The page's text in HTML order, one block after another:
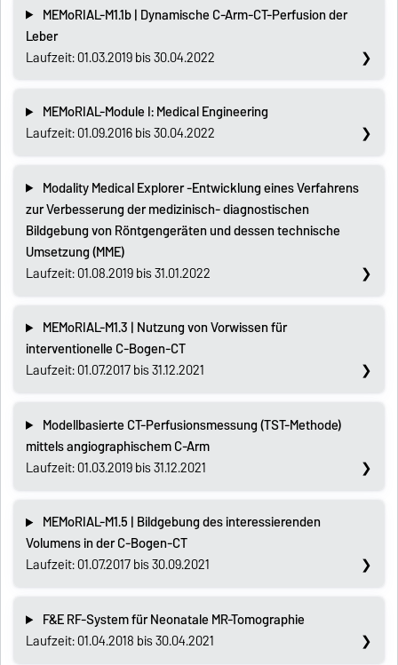
MEMoRIAL-M1.1b | Dynamische C-Arm-CT-Perfusion der
Leber
Laufzeit: 01.03.2019 bis 30.04.2022
MEMoRIAL-Module I: Medical Engineering
Laufzeit: 01.09.2016 bis 30.04.2022
Modality Medical Explorer -Entwicklung eines Verfahrens
zur Verbesserung der medizinisch- diagnostischen
Bildgebung von Röntgengeräten und dessen technische
Umsetzung (MME)
Laufzeit: 01.08.2019 bis 31.01.2022
MEMoRIAL-M1.3 | Nutzung von Vorwissen für
interventionelle C-Bogen-CT
Laufzeit: 01.07.2017 bis 31.12.2021
Modellbasierte CT-Perfusionsmessung (TST-Methode)
mittels angiographischem C-Arm
Laufzeit: 01.03.2019 bis 31.12.2021
MEMoRIAL-M1.5 | Bildgebung des interessierenden
Volumens in der C-Bogen-CT
Laufzeit: 01.07.2017 bis 30.09.2021
F&E RF-System für Neonatale MR-Tomographie
Laufzeit: 01.04.2018 bis 30.04.2021